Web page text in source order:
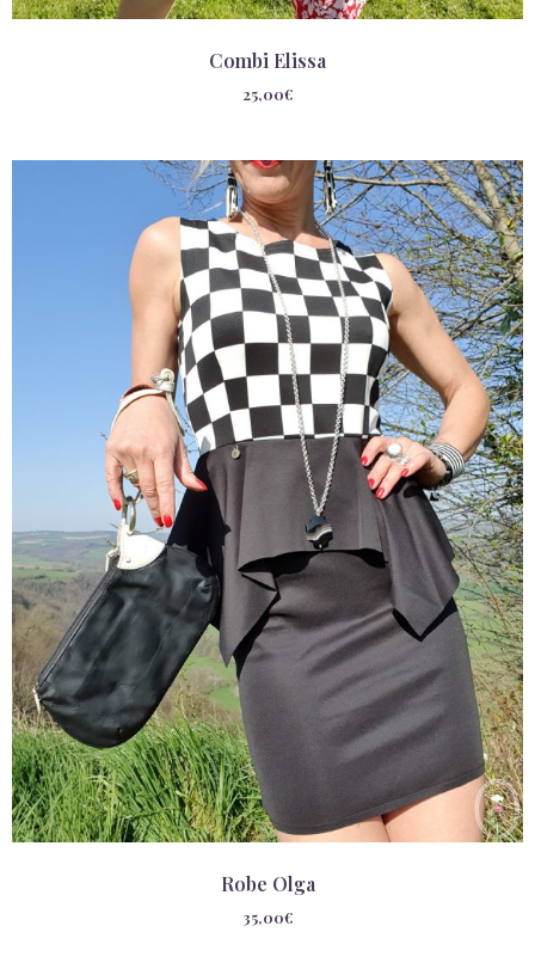
Combi Elissa
25,00€
Robe Olga
35,00€